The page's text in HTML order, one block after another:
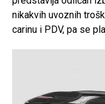
nikakvih uvoznih
carinu i PDV, pa se